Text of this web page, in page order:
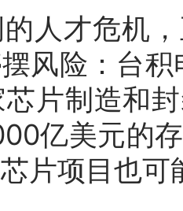
人才危机
风险： 台
片制造和
亿美元的
片项目也可